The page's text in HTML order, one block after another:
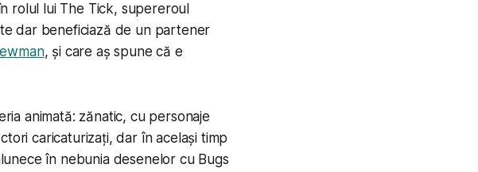
rolul lui The Tick, supereroul
dar beneficiază de un partener
, și care aș spune că e
animată: zănatic, cu personaje
caricaturizați, dar în același timp
în nebunia desenelor cu Bugs